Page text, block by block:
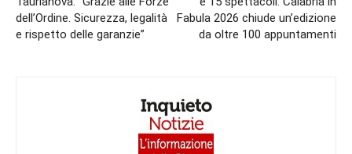
dell’Ordine. Sicurezza, legalità
e rispetto delle garanzie”
Fabula 2026 chiude un’edizione
da oltre 100 appuntamenti